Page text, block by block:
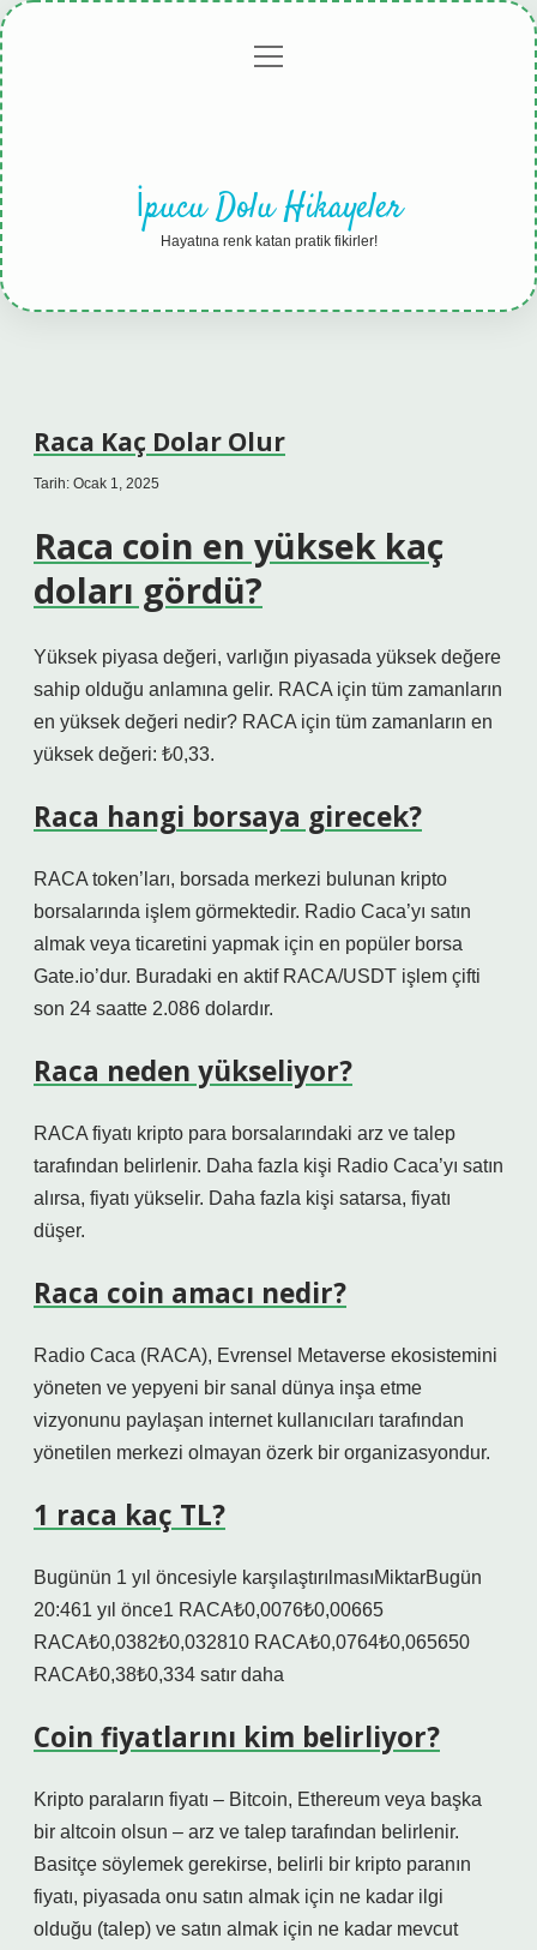
Gizlilikmenüyü
İpucu Dolu Hikayeler
Hayatına renk katan pratik fikirler!
Raca Kaç Dolar Olur
Tarih: Ocak 1, 2025
Raca coin en yüksek kaç
doları gördü?
Yüksek piyasa değeri, varlığın piyasada yüksek değere
sahip olduğu anlamına gelir. RACA için tüm zamanların
en yüksek değeri nedir? RACA için tüm zamanların en
yüksek değeri: ₺0,33.
Raca hangi borsaya girecek?
RACA token’ları, borsada merkezi bulunan kripto
borsalarında işlem görmektedir. Radio Caca’yı satın
almak veya ticaretini yapmak için en popüler borsa
Gate.io’dur. Buradaki en aktif RACA/USDT işlem çifti
son 24 saatte 2.086 dolardır.
Raca neden yükseliyor?
RACA fiyatı kripto para borsalarındaki arz ve talep
tarafından belirlenir. Daha fazla kişi Radio Caca’yı satın
alırsa, fiyatı yükselir. Daha fazla kişi satarsa, fiyatı
düşer.
Raca coin amacı nedir?
Radio Caca (RACA), Evrensel Metaverse ekosistemini
yöneten ve yepyeni bir sanal dünya inşa etme
vizyonunu paylaşan internet kullanıcıları tarafından
yönetilen merkezi olmayan özerk bir organizasyondur.
1 raca kaç TL?
Bugünün 1 yıl öncesiyle karşılaştırılmasıMiktarBugün
20:461 yıl önce1 RACA₺0,0076₺0,00665
RACA₺0,0382₺0,032810 RACA₺0,0764₺0,065650
RACA₺0,38₺0,334 satır daha
Coin fiyatlarını kim belirliyor?
Kripto paraların fiyatı – Bitcoin, Ethereum veya başka
bir altcoin olsun – arz ve talep tarafından belirlenir.
Basitçe söylemek gerekirse, belirli bir kripto paranın
fiyatı, piyasada onu satın almak için ne kadar ilgi
olduğu (talep) ve satın almak için ne kadar mevcut